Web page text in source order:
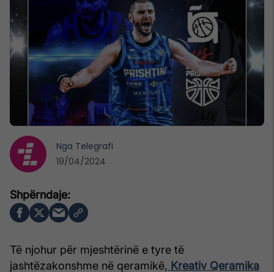
Të njohur për mjeshtërinë e tyre të
jashtëzakonshme në qeramikë, Kreativ Qeramika
Nga Telegrafi
19/04/2024